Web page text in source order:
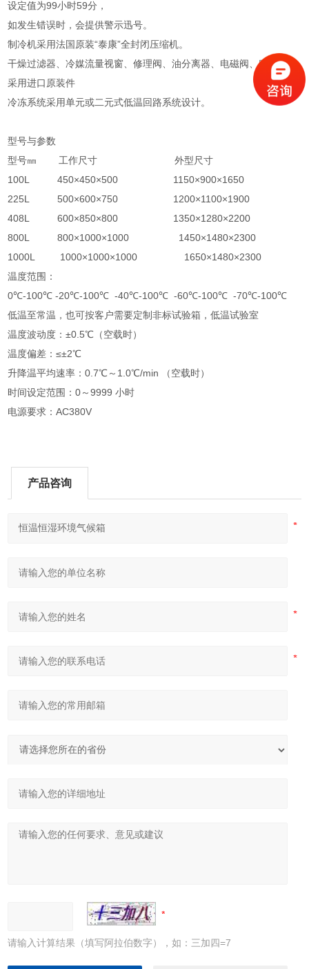
设定值为99小时59分，
如发生错误时，会提供警示迅号。
制冷机采用法国原装“泰康”全封闭压缩机。
干燥过滤器、冷媒流量视窗、修理阀、油分离器、电磁阀、贮液筒均
采用进口原装件
冷冻系统采用单元或二元式低温回路系统设计。
型号与参数
型号㎜ 工作尺寸 外型尺寸
100L 450×450×500 1150×900×1650
225L 500×600×750 1200×1100×1900
408L 600×850×800 1350×1280×2200
800L 800×1000×1000 1450×1480×2300
1000L 1000×1000×1000 1650×1480×2300
温度范围：
0℃-100℃ -20℃-100℃ -40℃-100℃ -60℃-100℃ -70℃-100℃
低温至常温，也可按客户需要定制非标试验箱，低温试验室
温度波动度：±0.5℃（空载时）
温度偏差：≤±2℃
升降温平均速率：0.7℃～1.0℃/min （空载时）
时间设定范围：0～9999 小时
电源要求：AC380V
产品咨询
请输入计算结果（填写阿拉伯数字），如：三加四=7